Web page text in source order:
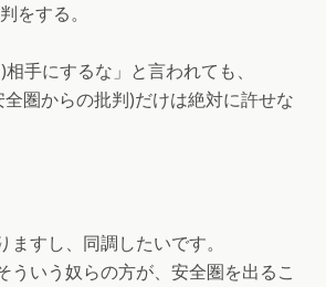
をする。
手にするな」と言われても、
圏からの批判)だけは絶対に許せな
すし、同調したいです。
ういう奴らの方が、安全圏を出るこ